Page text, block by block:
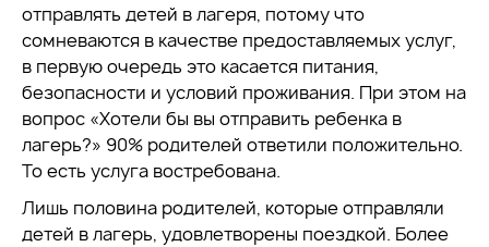
отправлять детей в лагеря, потому что
сомневаются в качестве предоставляемых услуг,
в первую очередь это касается питания,
безопасности и условий проживания. При этом на
вопрос «Хотели бы вы отправить ребенка в
лагерь?» 90% родителей ответили положительно.
То есть услуга востребована.
Лишь половина родителей, которые отправляли
детей в лагерь, удовлетворены поездкой. Более